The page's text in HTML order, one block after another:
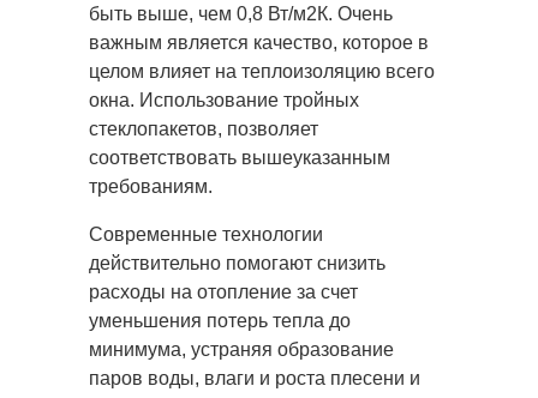
быть выше, чем 0,8 Вт/м2К. Очень
важным является качество, которое в
целом влияет на теплоизоляцию всего
окна. Использование тройных
стеклопакетов, позволяет
соответствовать вышеуказанным
требованиям.
Современные технологии
действительно помогают снизить
расходы на отопление за счет
уменьшения потерь тепла до
минимума, устраняя образование
паров воды, влаги и роста плесени и